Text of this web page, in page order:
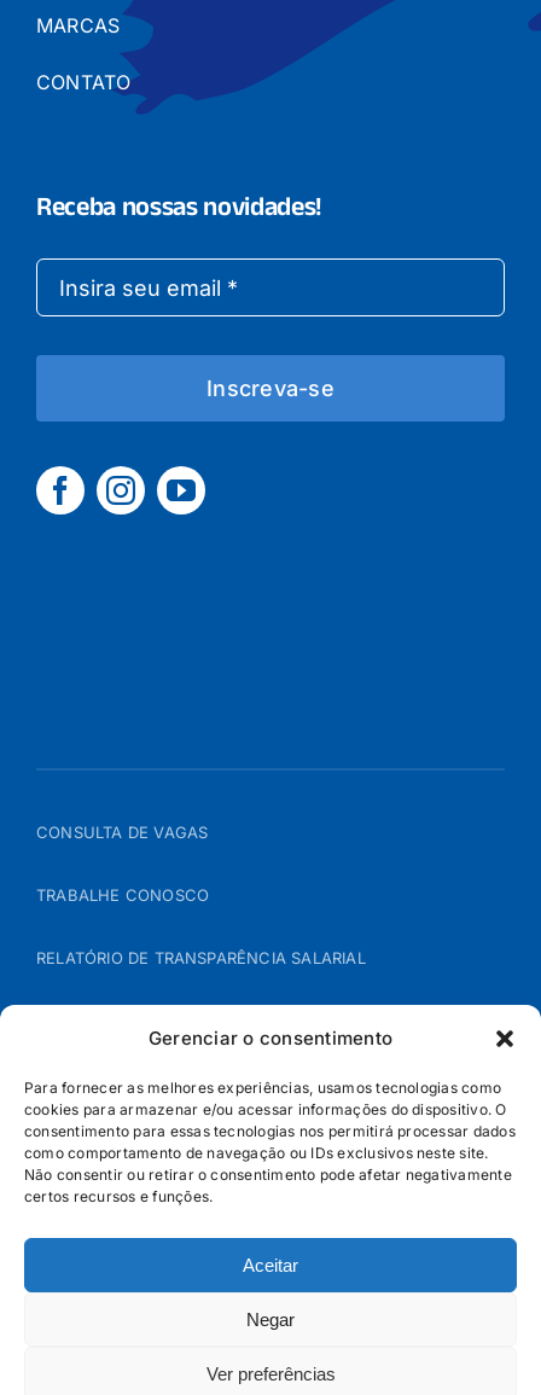
Gerenciar o consentimento
Para fornecer as melhores experiências, usamos tecnologias como
cookies para armazenar e/ou acessar informações do dispositivo. O
consentimento para essas tecnologias nos permitirá processar dados
como comportamento de navegação ou IDs exclusivos neste site.
Não consentir ou retirar o consentimento pode afetar negativamente
certos recursos e funções.
Aceitar
Negar
Ver preferências
MARCAS
CONTATO
Receba nossas novidades!
Inscreva-se
CONSULTA DE VAGAS
TRABALHE CONOSCO
RELATÓRIO DE TRANSPARÊNCIA SALARIAL
POLÍTICA DE COOKIES
POLÍTICA DE PRIVACIDADE
© Jandaia - 2026 · Todos os direitos reservados | SAC